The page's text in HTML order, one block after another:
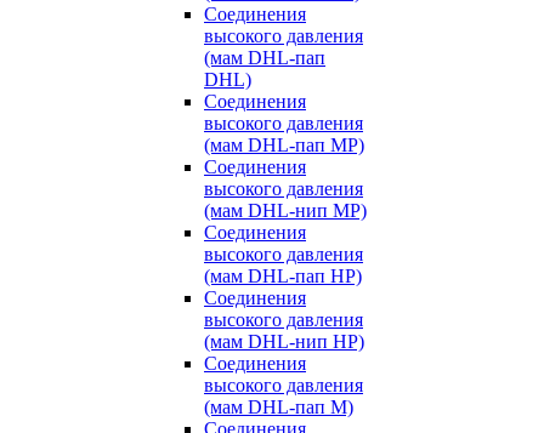
Соединения
высокого давления
(мам DHL-пап
DHL)
Соединения
высокого давления
(мам DHL-пап MP)
Соединения
высокого давления
(мам DHL-нип MP)
Соединения
высокого давления
(мам DHL-пап HP)
Соединения
высокого давления
(мам DHL-нип HP)
Соединения
высокого давления
(мам DHL-пап M)
Соединения